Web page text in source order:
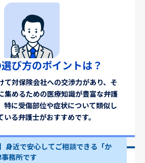
び方のポイントは？
て対保険会社への交渉力があり、そ
集めるための医療知識が豊富な弁護
特に受傷部位や症状について類似し
る弁護士がおすすめです。
身近で安心してご相談できる「か
務所です